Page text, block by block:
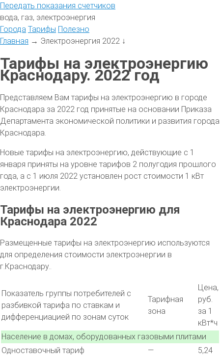
Передать показания счетчиков
вода, газ, электроэнергия
Города Тарифы Полезно
Главная → Электроэнергия 2022 ↓
Тарифы на электроэнергию
Краснодару. 2022 год
Представляем Вам тарифы на электроэнергию в городе
Краснодара за 2022 год принятые на основании Приказа
Департамента экономической политики и развития города
Краснодара.
Новые тарифы на электроэнергию, действующие с 1
января приняты на уровне тарифов 2 полугодия прошлого
года, а с 1 июля 2022 установлен рост стоимости 1 кВт
электроэнергии.
Тарифы на электроэнергию для
Краснодара 2022
Размещенные тарифы на электроэнергию используются
для определения стоимости электроэнергии в
г.Краснодару..
Показатель группы потребителей с
разбивкой тарифа по ставкам и
дифференциацией по зонам суток
Тарифная
зона
Цена,
руб.
за 1
кВт*ч
Население в домах, оборудованных газовыми плитами
Одноставочный тариф
—
5,24